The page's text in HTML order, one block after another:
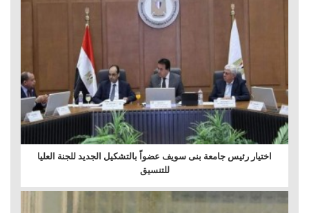
اختيار رئيس جامعة بنى سويف عضواً بالتشكيل الجديد للجنة العليا
للتنسيق